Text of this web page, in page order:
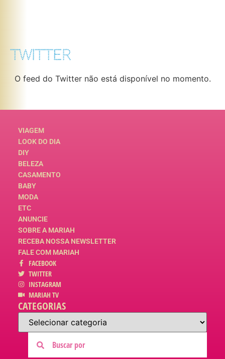
TWITTER
O feed do Twitter não está disponível no momento.
VIAGEM
LOOK DO DIA
DIY
BELEZA
CASAMENTO
BABY
MODA
ETC
ANUNCIE
SOBRE A MARIAH
RECEBA NOSSA NEWSLETTER
FALE COM MARIAH
FACEBOOK
TWITTER
INSTAGRAM
MARIAH TV
CATEGORIAS